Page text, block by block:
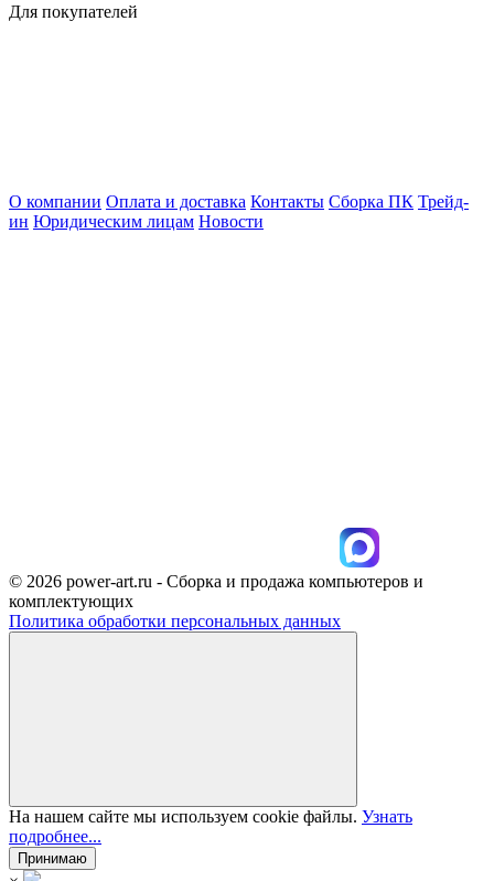
Для покупателей
О компании Оплата и доставка Контакты Сборка ПК Трейд-
ин Юридическим лицам Новости
© 2026 power-art.ru - Сборка и продажа компьютеров и
комплектующих
Политика обработки персональных данных
На нашем сайте мы используем cookie файлы. Узнать
подробнее...
Принимаю